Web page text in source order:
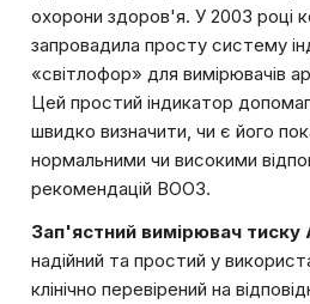
охорони здоров'я. У 2003 році
запровадила просту систему
«світлофор» для вимірювачів
Цей простий індикатор
швидко визначити, чи є його
нормальними чи високими
рекомендацій ВООЗ.
Зап'ястний вимірювач тиску
надійний та простий у
клінічно перевірений на